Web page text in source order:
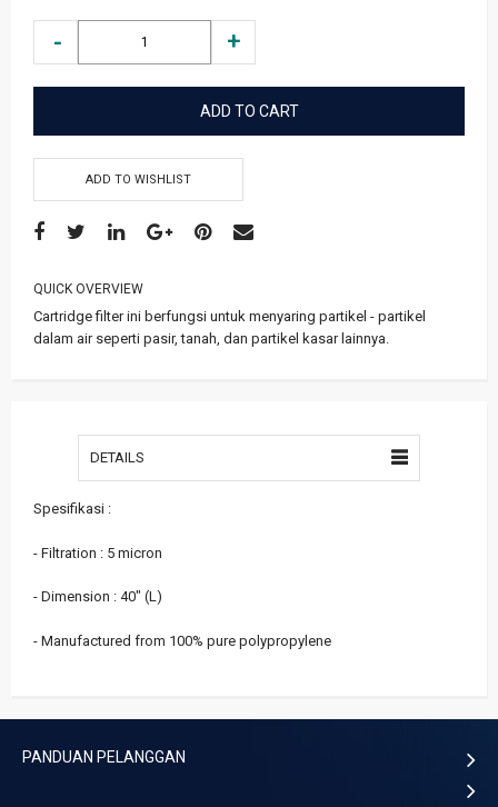
ADD TO CART
ADD TO WISHLIST
QUICK OVERVIEW
Cartridge filter ini berfungsi untuk menyaring partikel - partikel
dalam air seperti pasir, tanah, dan partikel kasar lainnya.
DETAILS
Spesifikasi :
- Filtration : 5 micron
- Dimension : 40" (L)
- Manufactured from 100% pure polypropylene
PANDUAN PELANGGAN